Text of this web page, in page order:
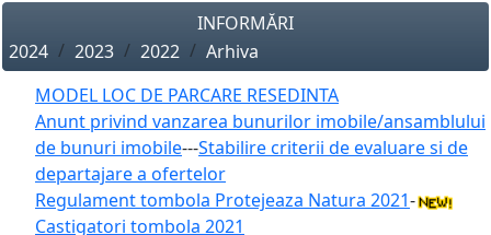
INFORMĂRI
2024
2023 2022
Arhiva
MODEL LOC DE PARCARE RESEDINTA
Anunt privind vanzarea bunurilor imobile/ansamblului
de bunuri imobile---Stabilire criterii de evaluare si de
departajare a ofertelor
Regulament tombola Protejeaza Natura 2021-
Castigatori tombola 2021